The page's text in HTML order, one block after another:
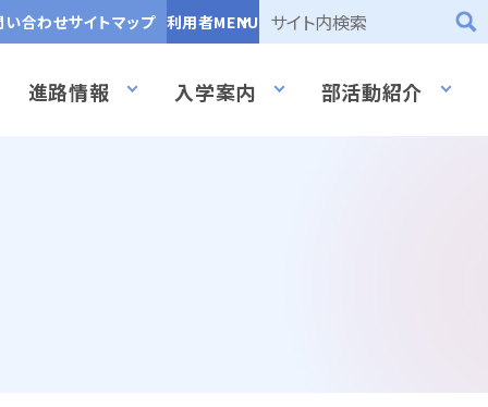
い合わせサイトマップ 利用者MENU
進路情報 入学案内 部活動紹介